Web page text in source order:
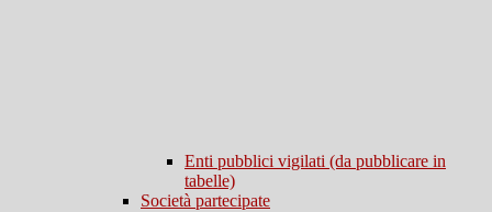
Enti pubblici vigilati (da pubblicare in
tabelle)
Società partecipate